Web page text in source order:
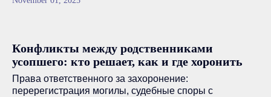
Конфликты между родственниками
усопшего: кто решает, как и где хоронить
Права ответственного за захоронение:
перерегистрация могилы, судебные споры с